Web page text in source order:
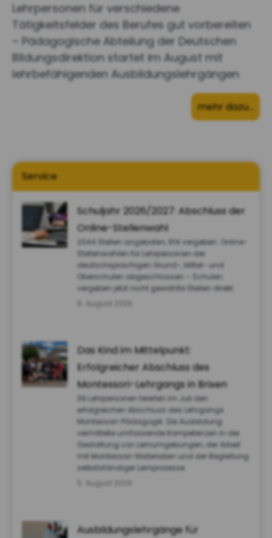
Lehrpersonen für verschiedene
Tätigkeitsfelder des Berufes gut vorbereiten
– Pädagogische Abteilung der Deutschen
Bildungsdirektion startet im August mit
lehrbefähigenden Ausbildungslehrgängen
mehr dazu…
Service
Schuljahr 2026/2027: Abschluss der
Online-Stellenwahl
2044 Stellen angeboten, 914 vergeben: Online-
Stellenwahlen für Lehrpersonen der
deutschsprachigen Grund-, Mittel- und
Oberschulen abgeschlossen – Schulen
vergeben jetzt nicht gewählte Stellen direkt
Das Kind im Mittelpunkt:
Erfolgreicher Abschluss des
Montessori-Lehrgangs in Brixen
39 Lehrpersonen feierten im Juli den
erfolgreichen Abschluss des Lehrgangs
Montessori-Pädagogik. Die Ausbildung
vermittelte umfassende Kompetenzen in der
Gestaltung von Lernumgebungen, der Arbeit
mit Montessori-Materialien und der Begleitung
selbstständiger Lernprozesse.
Ausbildungslehrgänge für